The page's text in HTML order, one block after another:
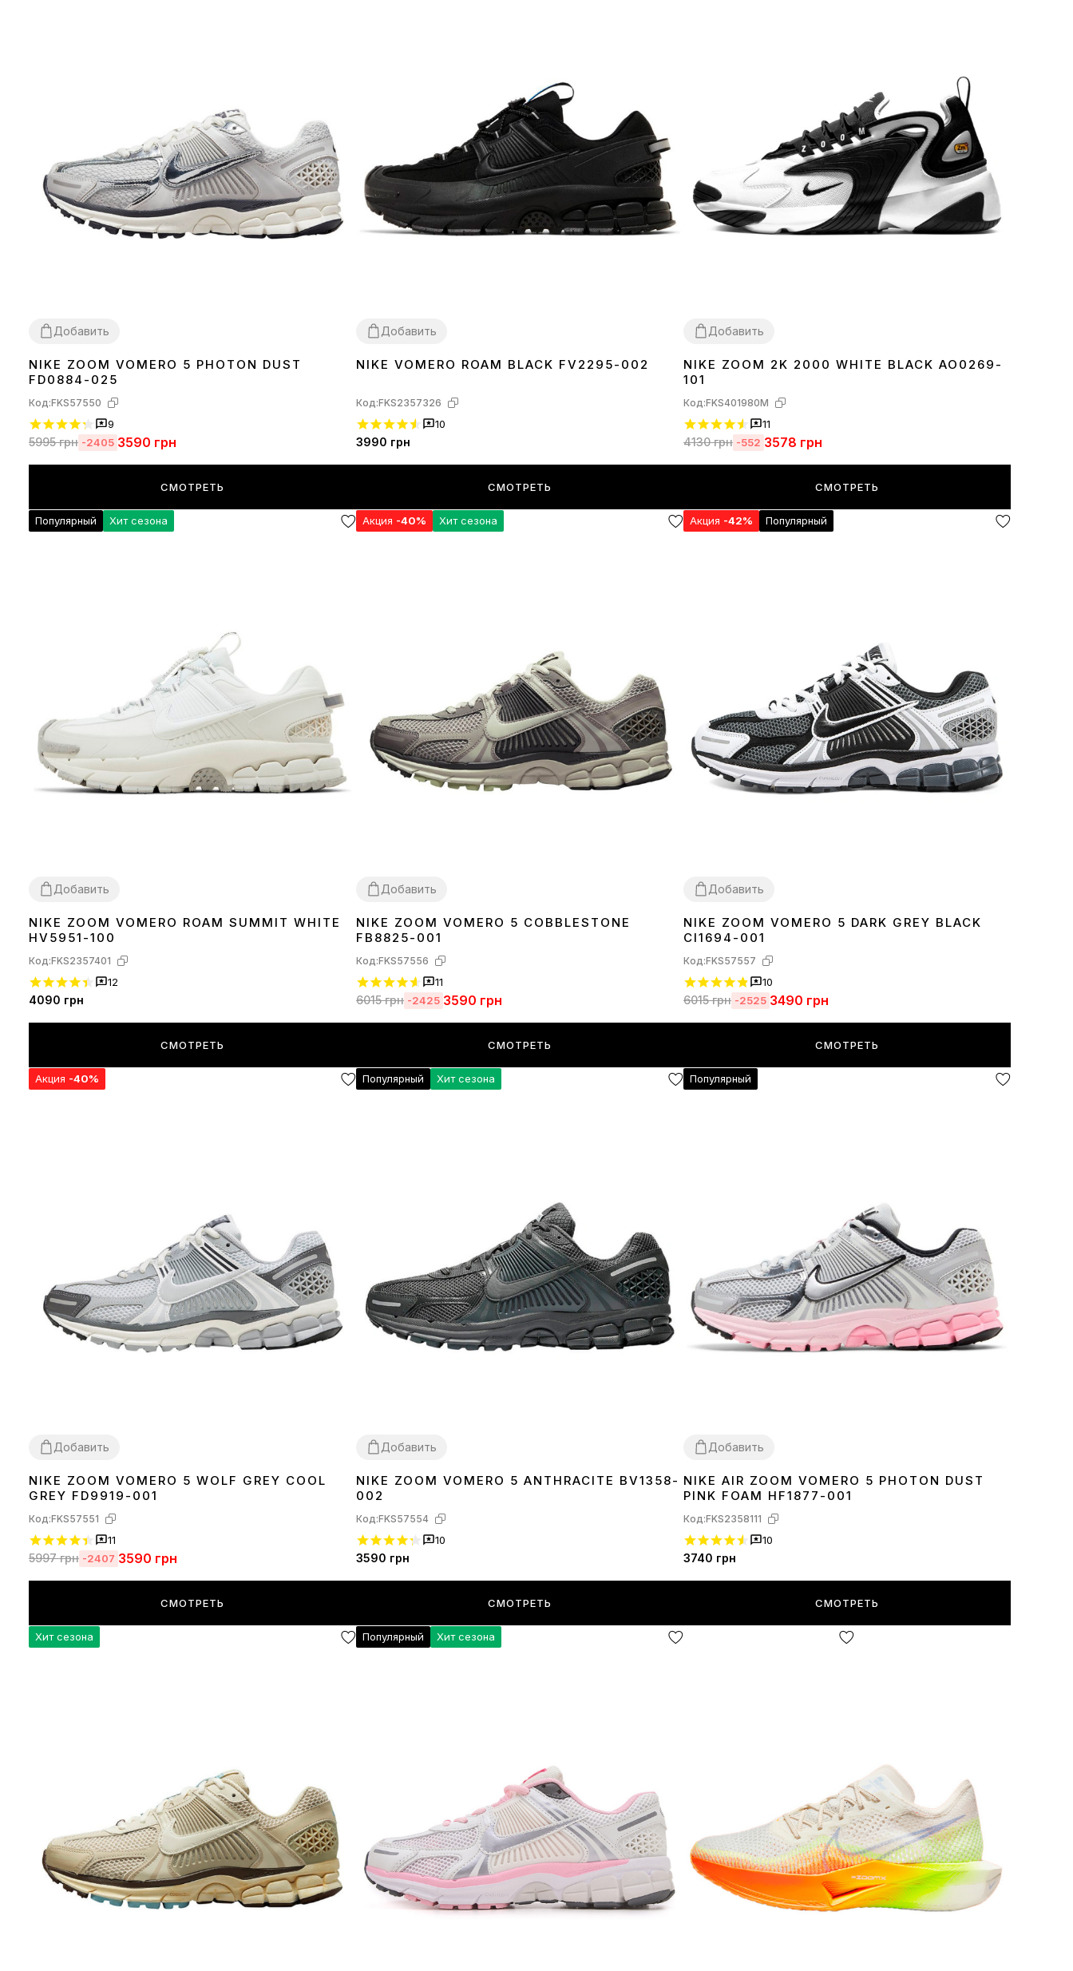
Добавить
3637 38394041
NIKE ZOOM VOMERO 5 PHOTON DUST
FD0884-025
Код:FKS57550
9
5995грн -2405 3590 грн
СМОТРЕТЬ
Добавить
3637 383940 4142 434445
NIKE VOMERO ROAM BLACK FV2295-002
Код:FKS2357326
10
3990 грн
СМОТРЕТЬ
Добавить
3738 394041424344 45
NIKE ZOOM 2K 2000 WHITE BLACK AO0269-
101
Код:FKS401980M
11
4130грн -552 3578 грн
СМОТРЕТЬ
Популярный Хит сезона
Добавить
3637 3839404243 44
NIKE ZOOM VOMERO ROAM SUMMIT WHITE
HV5951-100
Код:FKS2357401
12
4090 грн
СМОТРЕТЬ
Акция -40% Хит сезона
Добавить
3637 38394041424344
NIKE ZOOM VOMERO 5 COBBLESTONE
FB8825-001
Код:FKS57556
11
6015грн -2425 3590 грн
СМОТРЕТЬ
Акция -42% Популярный
Добавить
3637 3839404144
NIKE ZOOM VOMERO 5 DARK GREY BLACK
CI1694-001
Код:FKS57557
10
6015грн -2525 3490 грн
СМОТРЕТЬ
Акция -40%
Добавить
3637 38394142 4445
NIKE ZOOM VOMERO 5 WOLF GREY COOL
GREY FD9919-001
Код:FKS57551
11
5997грн -2407 3590 грн
СМОТРЕТЬ
Популярный Хит сезона
Добавить
3637 3839404142434445
NIKE ZOOM VOMERO 5 ANTHRACITE BV1358-
002
Код:FKS57554
10
3590 грн
СМОТРЕТЬ
Популярный
Добавить
3637 38 39 40
NIKE AIR ZOOM VOMERO 5 PHOTON DUST
PINK FOAM HF1877-001
Код:FKS2358111
10
3740 грн
СМОТРЕТЬ
Хит сезона Популярный Хит сезона